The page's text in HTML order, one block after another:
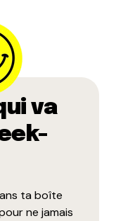
va
ta boîte
ne jamais